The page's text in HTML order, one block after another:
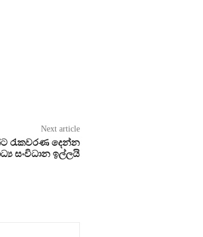
Next article
රැකවරණ දෙන්න
සංවිධාන ඉල්ලයි